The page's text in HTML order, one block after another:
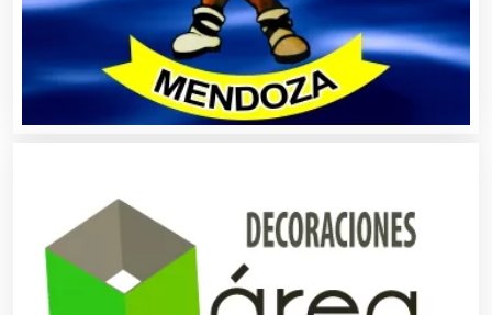
Alta Costura
Aluminio
Análisis Clínicos
Análisis de Aguas